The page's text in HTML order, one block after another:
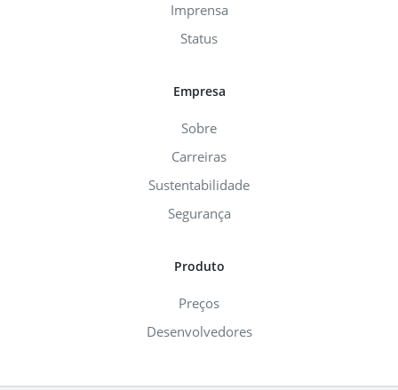
Imprensa
Status
Empresa
Sobre
Carreiras
Sustentabilidade
Segurança
Produto
Preços
Desenvolvedores